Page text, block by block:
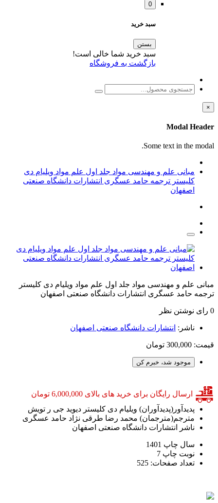
0
سبد خرید
بستن
سبد خرید شما خالی است!
بازگشت به فروشگاه
×
Modal Header
Some text in the modal.
مبانی علم و مهندسی مواد جلد اول علم مواد ویلیام دی
کلیستر ترجمه حامد عسگری انتشارات دانشگاه صنعتی
اصفهان
مبانی علم و مهندسی مواد جلد اول علم مواد ویلیام دی کلیستر
ترجمه حامد عسگری انتشارات دانشگاه صنعتی اصفهان
0 رای نوشتن نظر
ناشر: انتشارات دانشگاه صنعتی اصفهان
قیمت: 300,000 تومان
موجود شد، خبرم کن
ارسال رایگان برای خرید های بالای 6,000,000 تومان
پدیدآور(پدیدآوران) ویلیام دی کلیستر دیوید جی ر تویش
مترجم(مترجمان) محمد رضا طرقی نژاد حامد عسگری
ناشر
انتشارات دانشگاه صنعتی اصفهان
سال چاپ 1401
نوبت چاپ 7
تعداد صفحات: 525